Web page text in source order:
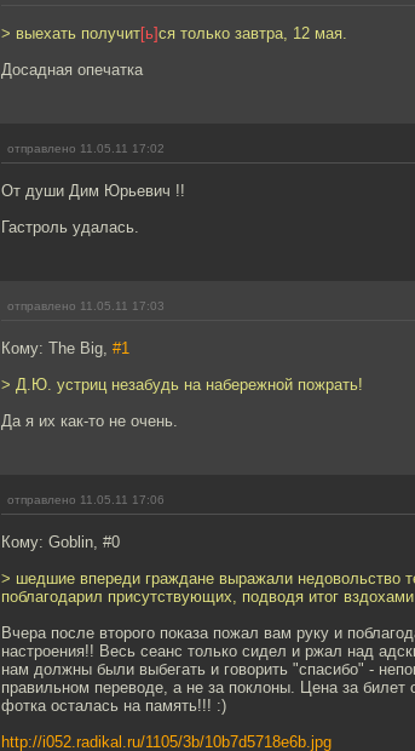
> выехать получит[ь]ся только завтра, 12 мая.
Досадная опечатка
отправлено 11.05.11 17:02
От души Дим Юрьевич !!
Гастроль удалась.
отправлено 11.05.11 17:03
Кому: The Big, #1
> Д.Ю. устриц незабудь на набережной пожрать!
Да я их как-то не очень.
отправлено 11.05.11 17:06
Кому: Goblin, #0
> шедшие впереди граждане выражали недовольство
поблагодарил присутствующих, подводя итог
Вчера после второго показа пожал вам руку и
настроения!! Весь сеанс только сидел и ржал над
нам должны были выбегать и говорить "спасибо" -
правильном переводе, а не за поклоны. Цена за
фотка осталась на память!!! :)
http://i052.radikal.ru/1105/3b/10b7d5718e6b.jpg